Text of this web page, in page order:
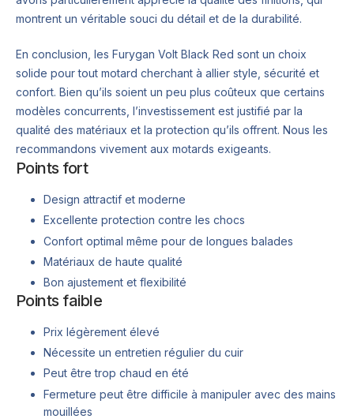
montrent un véritable souci du détail et de la durabilité.
En conclusion, les Furygan Volt Black Red sont un choix
solide pour tout motard cherchant à allier style, sécurité et
confort. Bien qu’ils soient un peu plus coûteux que certains
modèles concurrents, l’investissement est justifié par la
qualité des matériaux et la protection qu’ils offrent. Nous les
recommandons vivement aux motards exigeants.
Points fort
Design attractif et moderne
Excellente protection contre les chocs
Confort optimal même pour de longues balades
Matériaux de haute qualité
Bon ajustement et flexibilité
Points faible
Prix légèrement élevé
Nécessite un entretien régulier du cuir
Peut être trop chaud en été
Fermeture peut être difficile à manipuler avec des mains
mouillées